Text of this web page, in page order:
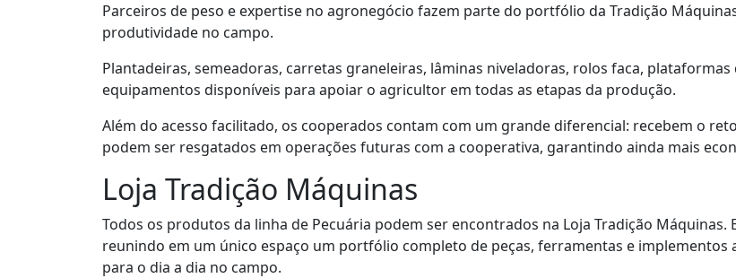
Parceiros de peso e expertise no agronegócio fazem parte do portfólio da Tradição
produtividade no campo.
Plantadeiras, semeadoras, carretas graneleiras, lâminas niveladoras, rolos faca,
equipamentos disponíveis para apoiar o agricultor em todas as etapas da produção.
Além do acesso facilitado, os cooperados contam com um grande diferencial: recebem o
podem ser resgatados em operações futuras com a cooperativa, garantindo ainda mais
Loja Tradição Máquinas
Todos os produtos da linha de Pecuária podem ser encontrados na Loja Tradição
reunindo em um único espaço um portfólio completo de peças, ferramentas e
para o dia a dia no campo.